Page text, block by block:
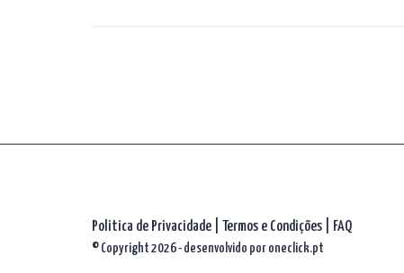
Politica de Privacidade Termos e Condições FAQ
© Copyright 2026 - desenvolvido por oneclick.pt